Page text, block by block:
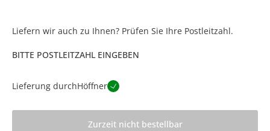
Liefern wir auch zu Ihnen? Prüfen Sie Ihre Postleitzahl.
BITTE POSTLEITZAHL EINGEBEN
Lieferung durchHöffner
Zurzeit nicht bestellbar